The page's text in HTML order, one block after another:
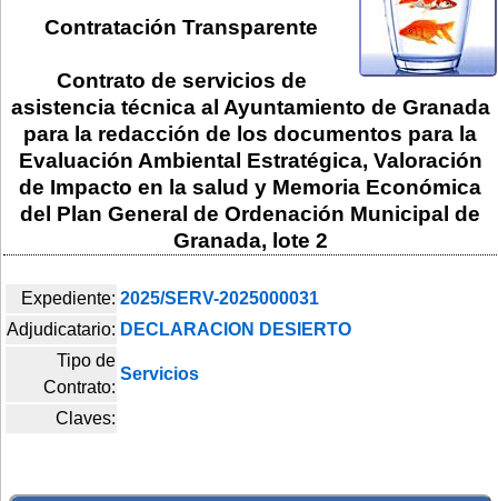
Contratación Transparente
Contrato de servicios de
asistencia técnica al Ayuntamiento de Granada
para la redacción de los documentos para la
Evaluación Ambiental Estratégica, Valoración
de Impacto en la salud y Memoria Económica
del Plan General de Ordenación Municipal de
Granada, lote 2
Expediente: 2025/SERV-2025000031
Adjudicatario: DECLARACION DESIERTO
Tipo de
Contrato:
Servicios
Claves: